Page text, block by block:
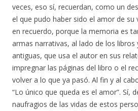
veces, eso sí, recuerdan, como un
el que pudo haber sido el amor de su
en recuerdo, porque la memoria es
armas narrativas, al lado de los
antiguas, que usa el autor en sus
impregnar las páginas del libro o el
volver a lo que ya pasó. Al fin y al
“Lo único que queda es el amor”. Sí,
naufragios de las vidas de estos